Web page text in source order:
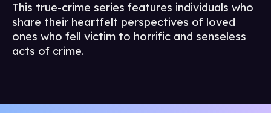
This true-crime series features individuals who
share their heartfelt perspectives of loved
ones who fell victim to horrific and senseless
acts of crime.